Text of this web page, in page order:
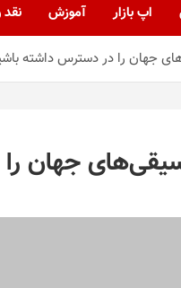
اپ بازار آموزش
جهان را در دسترس داشته
جهان